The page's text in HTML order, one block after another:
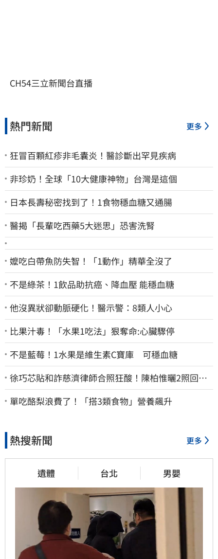
CH54三立新聞台直播
熱門新聞 更多
狂冒百顆紅疹非毛囊炎！醫診斷出罕見疾病
非珍奶！全球「10大健康神物」台灣是這個
日本長壽秘密找到了！1食物穩血糖又通腸
醫揭「長輩吃西藥5大迷思」恐害洗腎
嬤吃白帶魚防失智！「1動作」精華全沒了
不是綠茶！1飲品助抗癌、降血壓 能穩血糖
他沒異狀卻動脈硬化！醫示警：8類人小心
比果汁毒！「水果1吃法」狠奪命:心臟驟停
不是藍莓！1水果是維生素C寶庫 可穩血糖
徐巧芯貼和詐慈濟律師合照狂酸！陳柏惟曬2照回擊
網笑翻
單吃酪梨浪費了！「搭3類食物」營養飆升
熱搜新聞 更多
遺體 台北 男嬰